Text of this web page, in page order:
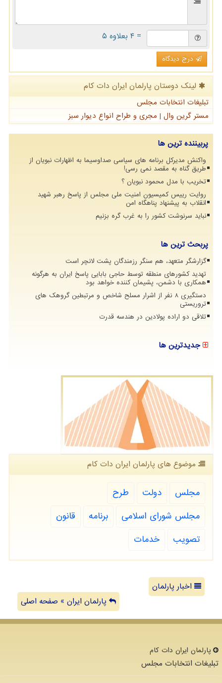
= ۴ بعلاوه ۵
درج دیدگاه
لینک دوستان پارلمان ایران دات كام
تبلیغات انتخابات مجلس
مستر گرین وال | مجری و طراح انواع دیوار سبز
پربیننده ترین ها
واکنش مدیرکل برنامه های سیاسی صداوسیما به اظهارات نبویان از
طریق گناه به مقصد نمی رسی!
تخریب با مدل محمود نبویان ؟
روایت رییس کمیسیون امنیت ملی مجلس از پاسخ رهبر شهید
انقلاب به پیشنهاد پناهگاه امن
نباید سرنوشت کشور را به غرب گره بزنیم
پربحث ترین ها
گزارشگر متعهد، هم سنگر رزمندگان پشت لانچر است
تهدید کشورهای منطقه توسط حاجی بابایی پاسخ ایران به هرگونه
همکاری با دشمن، پشیمان کننده خواهد بود
دستگیری 8 نفر از اشرار مسلح شاخص و مرتبطین گروهک های
تروریستی
تلاقی دو اراده پولادین در هندسه قدرت
جدیدترین ها
موضوع های پارلمان ایران دات كام
مجلس دولت
طرح
مجلس شورای اسلامی
برنامه
قانون
تصویب
خدمات
اخبار پارلمان
پارلمان ایران » صفحه اصلی
پارلمان ایران دات كام
تبلیغات انتخابات مجلس